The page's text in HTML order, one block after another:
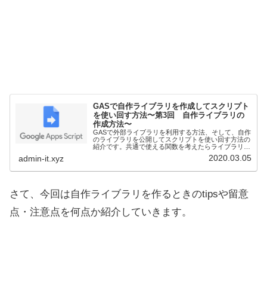
GASで自作ライブラリを作成してスクリプト
を使い回す方法〜第3回 自作ライブラリの
作成方法〜
GASで外部ライブラリを利用する方法、そして、自作
のライブラリを公開してスクリプトを使い回す方法の
紹介です。共通で使える関数を考えたらライブラリ化
して公開ファイルに保存しておくことで、使い回しが
可能になります。今回はついに自作ライブラリを作
admin-it.xyz 2020.03.05
さて、今回は自作ライブラリを作るときのtipsや留意
点・注意点を何点か紹介していきます。